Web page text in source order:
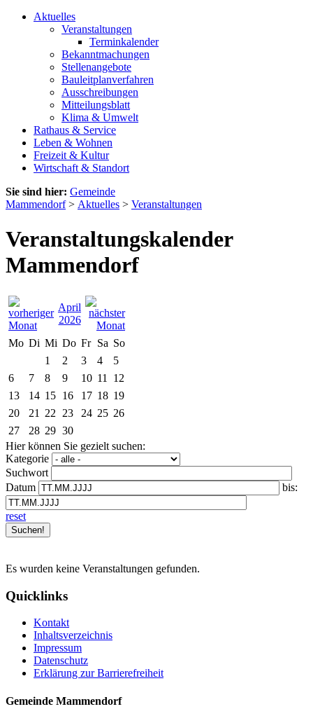
Aktuelles
Veranstaltungen
Terminkalender
Bekanntmachungen
Stellenangebote
Bauleitplanverfahren
Ausschreibungen
Mitteilungsblatt
Klima & Umwelt
Rathaus & Service
Leben & Wohnen
Freizeit & Kultur
Wirtschaft & Standort
Sie sind hier: Gemeinde
Mammendorf> Aktuelles > Veranstaltungen
Veranstaltungskalender
Mammendorf
April
2026
Mo Di Mi Do Fr Sa So
1
2 3 4
5
6
7 8 9 10 11
12
13
14 15 16 17 18 19
20
21 22 23 24 25 26
27
28 29 30
Hier können Sie gezielt suchen:
Kategorie
Suchwort
Datum
bis:
reset
Es wurden keine Veranstaltungen gefunden.
Quicklinks
Kontakt
Inhaltsverzeichnis
Impressum
Datenschutz
Erklärung zur Barrierefreiheit
Gemeinde Mammendorf